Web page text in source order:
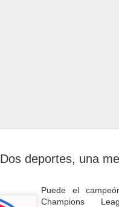
Dos deportes, una
Puede el
Champions